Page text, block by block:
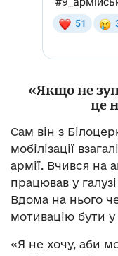
«Якщо не
це
Сам він з
мобілізації
армії. Вчився на
працював у
Вдома на нього
мотивацію бути у
«Я не хочу, аби